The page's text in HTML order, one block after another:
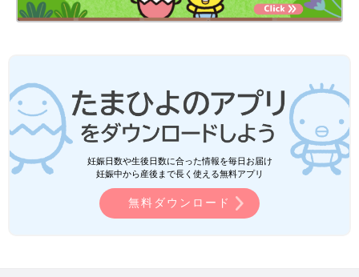
妊娠日数や生後日数に合った情報を毎日お届け
妊娠中から産後まで長く使える無料アプリ
無料ダウンロード